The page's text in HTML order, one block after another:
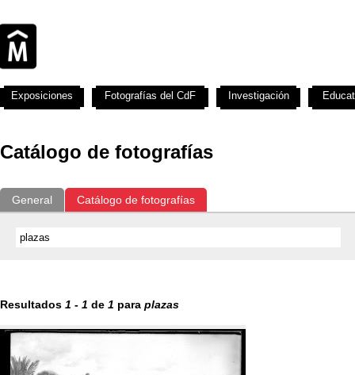
Catálogo de fotografías
General Catálogo de fotografías
Resultados 1 - 1 de 1 para plazas
Exposiciones Fotografías del CdF Investigación